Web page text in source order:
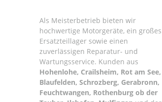
Als Meisterbetrieb bieten wir
hochwertige Motorgeräte, ein großes
Ersatzteillager sowie einen
zuverlässigen Reparatur- und
Wartungsservice. Kunden aus
Hohenlohe, Crailsheim, Rot am See,
Blaufelden, Schrozberg, Gerabronn,
Feuchtwangen, Rothenburg ob der